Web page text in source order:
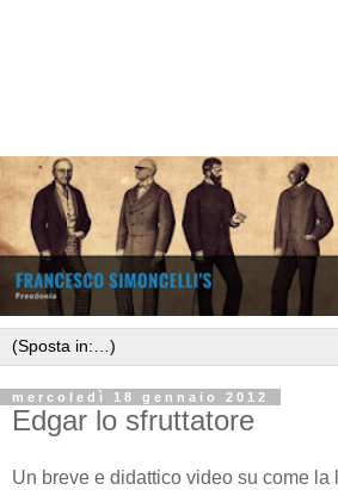
mercoledì 18 gennaio 2012
Edgar lo sfruttatore
Un breve e didattico video su come la